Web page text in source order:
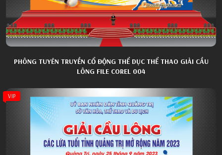
PHÔNG TUYÊN TRUYỀN CỔ ĐỘNG THỂ DỤC THỂ THAO GIẢI CẦU
LÔNG FILE COREL 004
VIP